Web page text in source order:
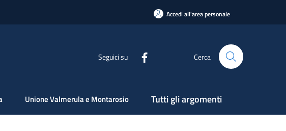
Accedi all'area personale
Seguici su Cerca
Unione Valmerula e Montarosio Tutti gli argomenti